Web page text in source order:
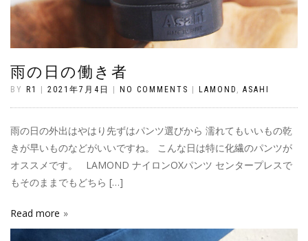
雨の日の働き者
BY R1 2021年7月4日 NO COMMENTS LAMOND , ASAHI
雨の日の外出はやはり先ずはパンツ選びから 濡れてもいいもの乾
きが早いものなどがいいですね。 こんな日は特に化繊のパンツが
オススメです。 LAMOND ナイロンOXパンツ センタープレスで
もそのままでもどちら […]
Read more